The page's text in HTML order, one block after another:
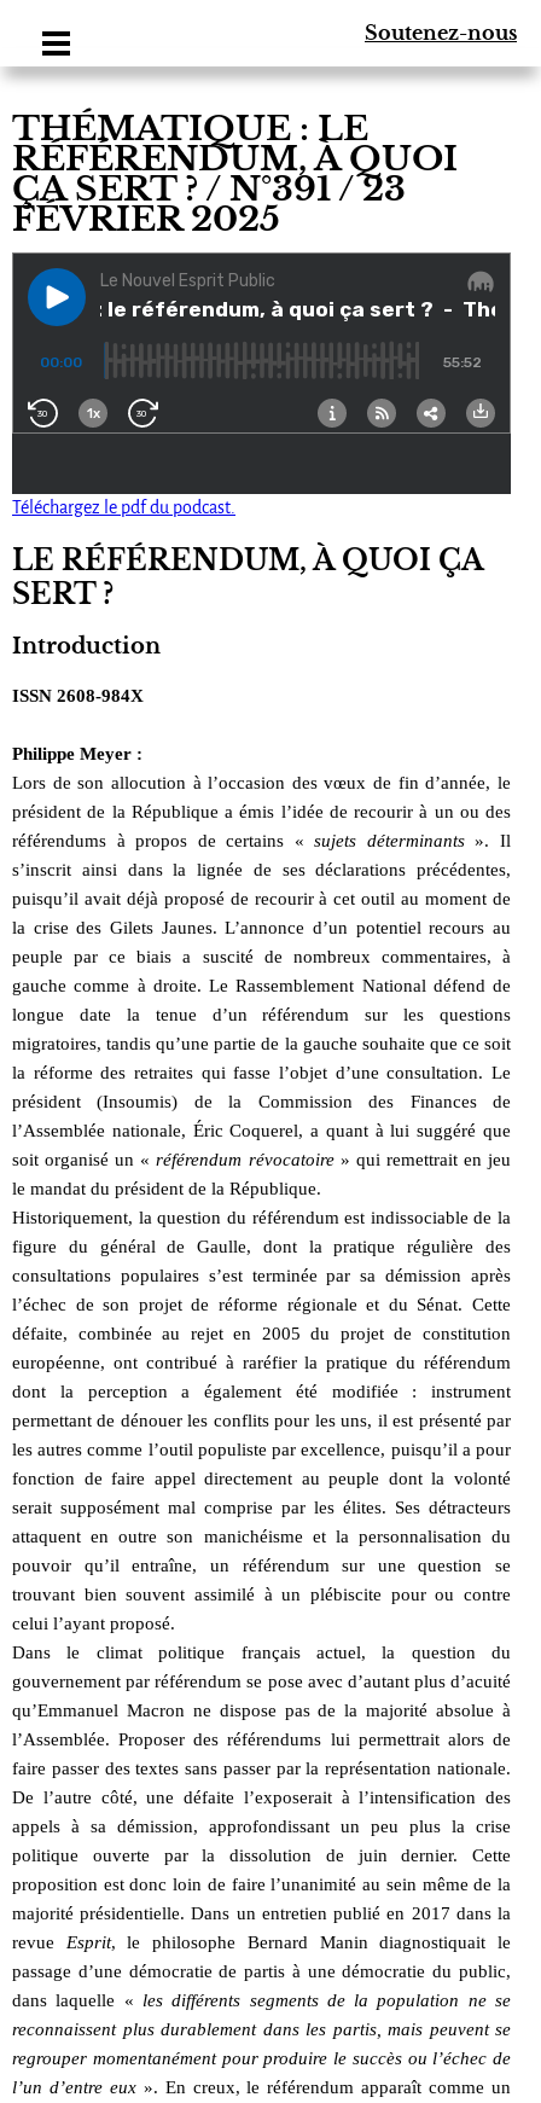
Soutenez-nous
THÉMATIQUE : LE
RÉFÉRENDUM, À QUOI
ÇA SERT ? / N°391 / 23
FÉVRIER 2025
Téléchargez le pdf du podcast.
LE RÉFÉRENDUM, À QUOI ÇA
SERT ?
Introduction
ISSN 2608-984X
Philippe Meyer :
Lors de son allocution à l’occasion des vœux de fin d’année, le
président de la République a émis l’idée de recourir à un ou des
référendums à propos de certains «sujets déterminants». Il
s’inscrit ainsi dans la lignée de ses déclarations précédentes,
puisqu’il avait déjà proposé de recourir à cet outil au moment de
la crise des Gilets Jaunes. L’annonce d’un potentiel recours au
peuple par ce biais a suscité de nombreux commentaires, à
gauche comme à droite. Le Rassemblement National défend de
longue date la tenue d’un référendum sur les questions
migratoires, tandis qu’une partie de la gauche souhaite que ce soit
la réforme des retraites qui fasse l’objet d’une consultation. Le
président (Insoumis) de la Commission des Finances de
l’Assemblée nationale, Éric Coquerel, a quant à lui suggéré que
soit organisé un «référendum révocatoire» qui remettrait en jeu
le mandat du président de la République.
Historiquement, la question du référendum est indissociable de la
figure du général de Gaulle, dont la pratique régulière des
consultations populaires s’est terminée par sa démission après
l’échec de son projet de réforme régionale et du Sénat. Cette
défaite, combinée au rejet en 2005 du projet de constitution
européenne, ont contribué à raréfier la pratique du référendum
dont la perception a également été modifiée : instrument
permettant de dénouer les conflits pour les uns, il est présenté par
les autres comme l’outil populiste par excellence, puisqu’il a pour
fonction de faire appel directement au peuple dont la volonté
serait supposément mal comprise par les élites. Ses détracteurs
attaquent en outre son manichéisme et la personnalisation du
pouvoir qu’il entraîne, un référendum sur une question se
trouvant bien souvent assimilé à un plébiscite pour ou contre
celui l’ayant proposé.
Dans le climat politique français actuel, la question du
gouvernement par référendum se pose avec d’autant plus d’acuité
qu’Emmanuel Macron ne dispose pas de la majorité absolue à
l’Assemblée. Proposer des référendums lui permettrait alors de
faire passer des textes sans passer par la représentation nationale.
De l’autre côté, une défaite l’exposerait à l’intensification des
appels à sa démission, approfondissant un peu plus la crise
politique ouverte par la dissolution de juin dernier. Cette
proposition est donc loin de faire l’unanimité au sein même de la
majorité présidentielle. Dans un entretien publié en 2017 dans la
revue Esprit, le philosophe Bernard Manin diagnostiquait le
passage d’une démocratie de partis à une démocratie du public,
dans laquelle « les différents segments de la population ne se
reconnaissent plus durablement dans les partis, mais peuvent se
regrouper momentanément pour produire le succès ou l’échec de
l’un d’entre eux». En creux, le référendum apparaît comme un